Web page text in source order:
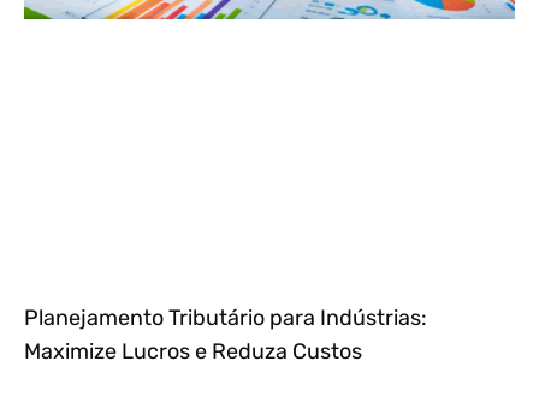
Planejamento Tributário para Indústrias:
Maximize Lucros e Reduza Custos